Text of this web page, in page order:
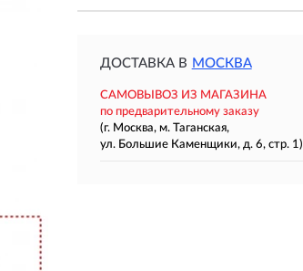
ДОСТАВКА В МОСКВА
САМОВЫВОЗ ИЗ МАГАЗИНА
по предварительному заказу
(г. Москва, м. Таганская,
ул. Большие Каменщики, д. 6, стр. 1)